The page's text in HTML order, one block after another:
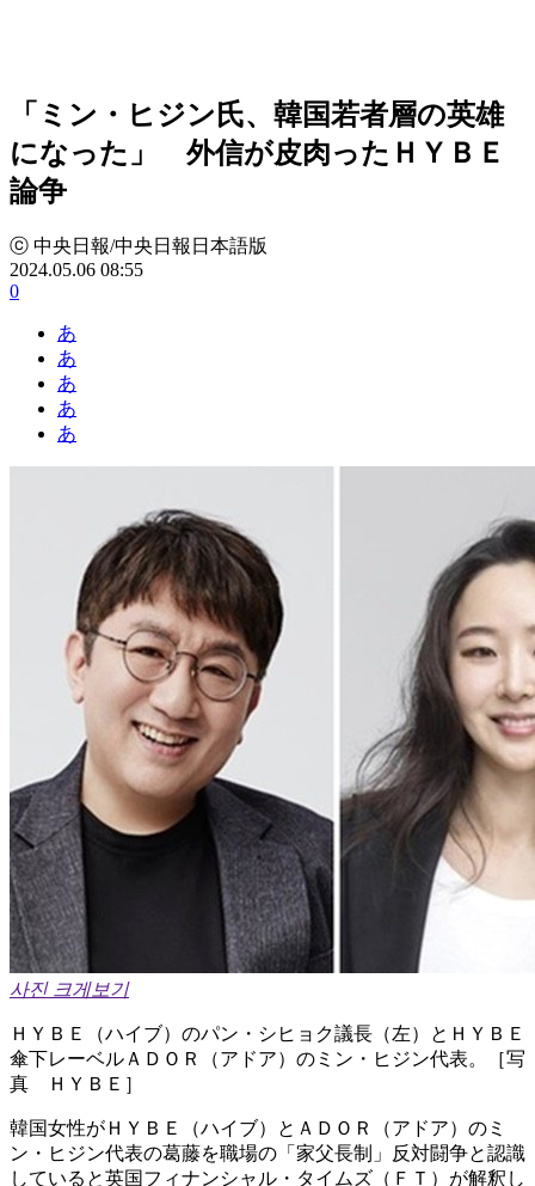
「ミン・ヒジン氏、韓国若者層の英雄
になった」 外信が皮肉ったＨＹＢＥ
論争
ⓒ 中央日報/中央日報日本語版
2024.05.06 08:55
0
あ
あ
あ
あ
あ
사진 크게보기
ＨＹＢＥ（ハイブ）のパン・シヒョク議長（左）とＨＹＢＥ
傘下レーベルＡＤＯＲ（アドア）のミン・ヒジン代表。［写
真 ＨＹＢＥ］
韓国女性がＨＹＢＥ（ハイブ）とＡＤＯＲ（アドア）のミ
ン・ヒジン代表の葛藤を職場の「家父長制」反対闘争と認識
していると英国フィナンシャル・タイムズ（ＦＴ）が解釈し